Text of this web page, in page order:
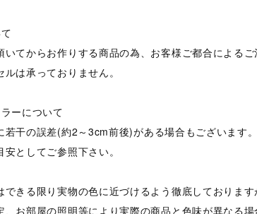
いてからお作りする商品の為、お客様ご都合による
は承っておりません。
ーについて
若干の誤差(約2～3cm前後)がある場合もございます
としてご参照下さい。
できる限り実物の色に近づけるよう徹底しておりま
、お部屋の照明等により実際の商品と色味が異なる場